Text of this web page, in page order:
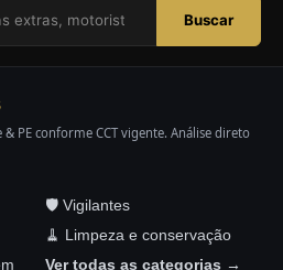
Buscar
PE conforme CCT vigente. Análise direto
🛡️ Vigilantes
🧹 Limpeza e conservação
Ver todas as categorias →